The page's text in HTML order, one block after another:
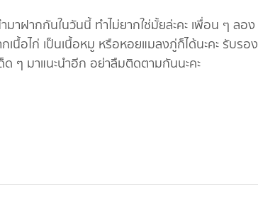
าฝากกันในวันนี้ ทำไม่ยากใช่มั้ยล่ะคะ เพื่อน ๆ ลอง
เนื้อไก่ เป็นเนื้อหมู หรือหอยแมลงภู่ก็ได้นะคะ รับรอง
ด ๆ มาแนะนำอีก อย่าลืมติดตามกันนะคะ